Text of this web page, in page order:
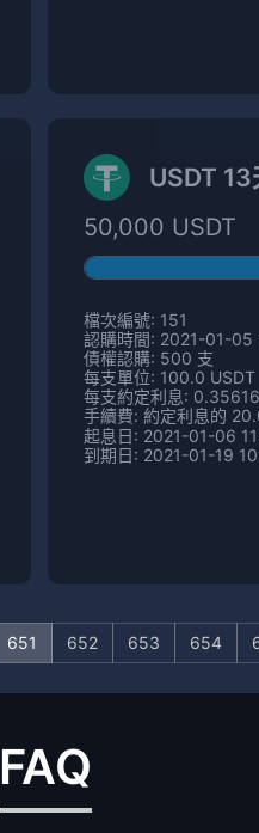
USDT
50,000 USDT
檔次編號: 151
認購時間: 2021-01-
債權認購: 500 支
每支單位: 100.0 USDT
每支約定利息:
手續費: 約定利息的
起息日: 2021-01-06
到期日: 2021-01-19
651 652 653 654
FAQ